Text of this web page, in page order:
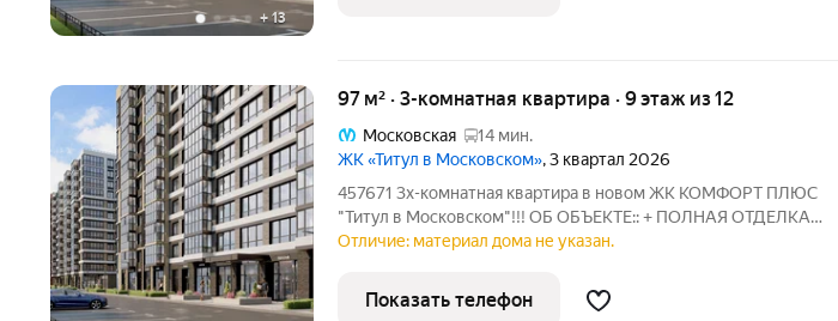
+13
97 м² · 3-комнатная квартира · 9 этаж из 12
Московская
14 мин.
ЖК «Титул в Московском», 3 квартал 2026
457671 3х-комнатная квартира в новом ЖК КОМФОРТ ПЛЮС
"Титул в Московском"!!! ОБ ОБЪЕКТЕ:: + ПОЛНАЯ ОТДЕЛКА
КОМФОРТ КЛАССА (на фотографиях показан пример такой
Панорамное остекление!!! +
Отличие: материал дома не указан.
Показать телефон